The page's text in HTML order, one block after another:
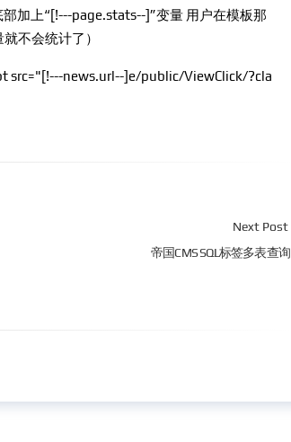
加上“[!---page.stats--]”变量 用户在模板那
不会统计了）
src="[!---news.url--]e/public/ViewClick/?cla
Next Post
帝国CMS SQL标签多表查询